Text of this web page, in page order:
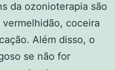
da ozonioterapia são
coceira
Além disso, o
se não for